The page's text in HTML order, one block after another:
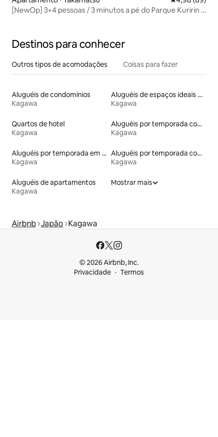
[NewOp] 3+4 pessoas / 3 minutos a pé do Parque Kuririn /
Destinos para conhecer
Outros tipos de acomodações Coisas para fazer
Aluguéis de condomínios
Kagawa
Aluguéis de espaços ideais para famílias
Kagawa
Quartos de hotel
Kagawa
Aluguéis por temporada com sauna
Kagawa
Aluguéis por temporada em albergue
Kagawa
Aluguéis por temporada com banheira de hidromassagem
Kagawa
Aluguéis de apartamentos
Kagawa
Mostrar mais
Airbnb Japão Kagawa
© 2026 Airbnb, Inc.
Privacidade
Termos